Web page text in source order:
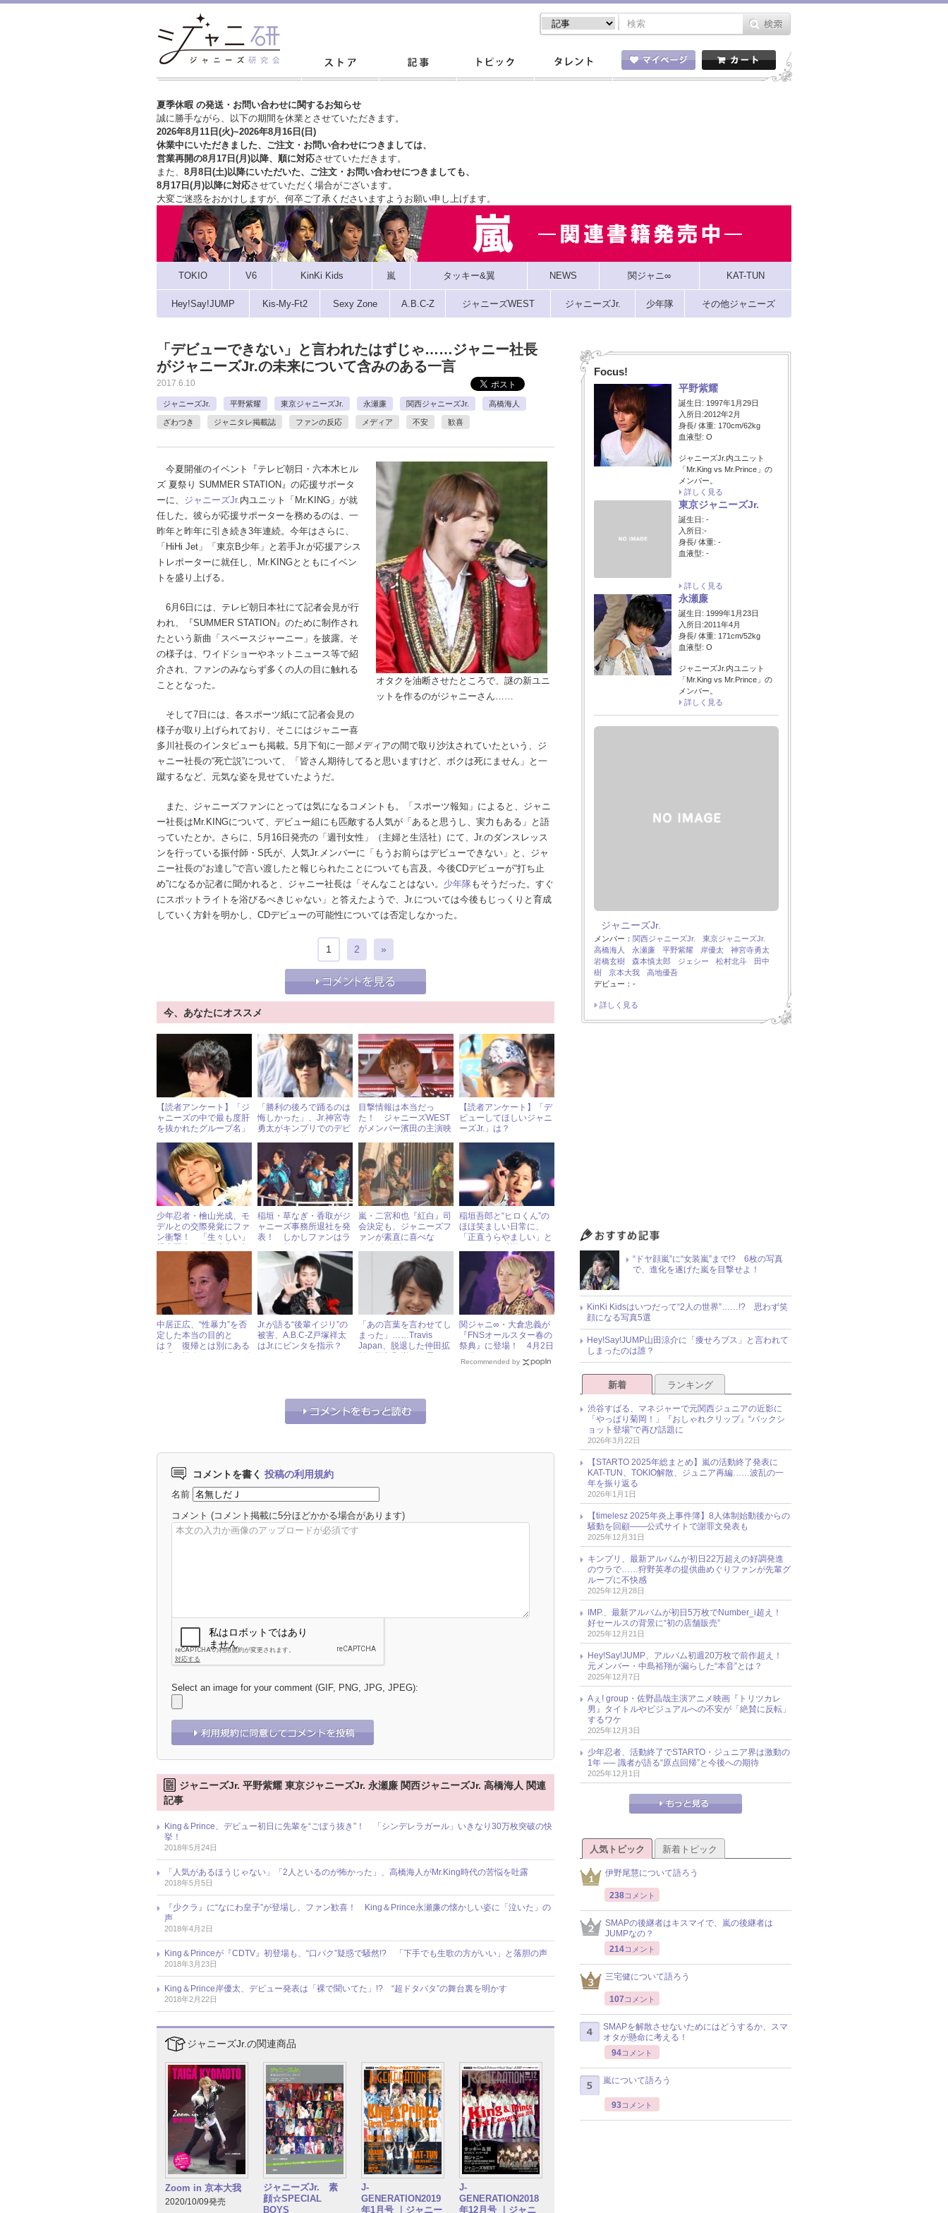
夏季休暇 の発送・お問い合わせに関するお知らせ
誠に勝手ながら、以下の期間を休業とさせていただきます。
2026年8月11日(火)~2026年8月16日(日)
休業中にいただきました、ご注文・お問い合わせにつきましては、
営業再開の8月17日(月)以降、順に対応させていただきます。
また、 8月8日(土)以降にいただいた、ご注文・ お問い合わせにつきましても、
8月17日(月)以降に対応させていただく場合がございます。
大変ご迷惑をおかけしますが、 何卒ご了承くださいますようお願い申し上げます。
TOKIO V6 KinKi Kids 嵐 タッキー&翼 NEWS 関ジャニ∞ KAT-TUN
Hey!Say!JUMP Kis-My-Ft2 Sexy Zone A.B.C-Z ジャニーズWEST ジャニーズJr. 少年隊 その他ジャニーズ
「デビューできない」と言われたはずじゃ……ジャニー社長
がジャニーズJr.の未来について含みのある一言
2017.6.10
ジャニーズJr. 平野紫耀 東京ジャニーズJr. 永瀬廉 関西ジャニーズJr. 高橋海人
ざわつき ジャニタレ掲載誌 ファンの反応 メディア 不安 歓喜
オタクを油断させたところで、謎の新ユニ
ットを作るのがジャニーさん……
今夏開催のイベント『テレビ朝日・六本木ヒル
ズ 夏祭り SUMMER STATION』の応援サポータ
ーに、 ジャニーズJr.内ユニット「Mr.KING」が就
任した。彼らが応援サポーターを務めるのは、一
昨年と昨年に引き続き3年連続。今年はさらに、
「HiHi Jet」「東京B少年」と若手Jr.が応援アシス
トレポーターに就任し、Mr.KINGとともにイベン
トを盛り上げる。
6月6日には、テレビ朝日本社にて記者会見が行
われ、『SUMMER STATION』のために制作され
たという新曲「スペースジャーニー」を披露。そ
の様子は、ワイドショーやネットニュース等で紹
介され、ファンのみならず多くの人の目に触れる
こととなった。
そして7日には、各スポーツ紙にて記者会見の
様子が取り上げられており、そこにはジャニー喜
多川社長のインタビューも掲載。5月下旬に一部メディアの間で取り沙汰されていたという、ジ
ャニー社長の“死亡説”について、「皆さん期待してると思いますけど、ボクは死にません」と一
蹴するなど、元気な姿を見せていたようだ。
また、ジャニーズファンにとっては気になるコメントも。「スポーツ報知」によると、ジャニ
ー社長はMr.KINGについて、デビュー組にも匹敵する人気が「あると思うし、実力もある」と語
っていたとか。さらに、5月16日発売の「週刊女性」（主婦と生活社）にて、Jr.のダンスレッス
ンを行っている振付師・S氏が、人気Jr.メンバーに「もうお前らはデビューできない」と、ジャ
ニー社長の“お達し”で言い渡したと報じられたことについても言及。今後CDデビューが“打ち止
め”になるか記者に聞かれると、ジャニー社長は「そんなことはない。 少年隊もそうだった。すぐ
にスポットライトを浴びるべきじゃない」と答えたようで、Jr.については今後もじっくりと育成
していく方針を明かし、CDデビューの可能性については否定しなかった。
1 2 »
今、あなたにオススメ
【読者アンケート】「ジ
ャニーズの中で最も度肝
を抜かれたグループ名」
「勝利の後ろで踊るのは
悔しかった」、Jr.神宮寺
勇太がキンプリでのデビ
目撃情報は本当だっ
た！ ジャニーズWEST
がメンバー濱田の主演映
【読者アンケート】「デ
ビューしてほしいジャニ
ーズJr.」は？
少年忍者・檜山光成、モ
デルとの交際発覚にファ
ン衝撃！ 「生々しい」
手とは？ « ジャニーズ研
稲垣・草なぎ・香取がジ
ャニーズ事務所退社を発
表！ しかしファンはラ
然”に、「鳥肌立った」
と感動
嵐・二宮和也『紅白』司
会決定も、ジャニーズフ
ァンが素直に喜べな
稲垣吾郎と“ヒロくん”の
ほほ笑ましい日常に、
「正直うらやましい」と
中居正広、“性暴力”を否
定した本当の目的と
は？ 復帰とは別にある
Jr.が語る“後輩イジリ”の
被害、A.B.C-Z戸塚祥太
はJr.にビンタを指示？
「あの言葉を言わせてし
まった」……Travis
Japan、脱退した仲田拡
関ジャニ∞・大倉忠義が
『FNSオールスター春の
祭典』に登場！ 4月2日
（月）ジャニーズアイド
ル出演情報
Recommended by
コメントを書く 投稿の利用規約
名前
コメント (コメント掲載に5分ほどかかる場合があります)
Select an image for your comment (GIF, PNG, JPG, JPEG):
ジャニーズJr. 平野紫耀 東京ジャニーズJr. 永瀬廉 関西ジャニーズJr. 高橋海人 関連
記事
King＆Prince、デビュー初日に先輩を“ごぼう抜き”！ 「シンデレラガール」いきなり30万枚突破の快
挙！
2018年5月24日
「人気があるほうじゃない」「2人といるのが怖かった」、高橋海人がMr.King時代の苦悩を吐露
2018年5月5日
『少クラ』に“なにわ皇子”が登場し、ファン歓喜！ King＆Prince永瀬廉の懐かしい姿に「泣いた」の
声
2018年4月2日
King＆Princeが『CDTV』初登場も、“口パク”疑惑で騒然!? 「下手でも生歌の方がいい」と落胆の声
2018年3月23日
King＆Prince岸優太、デビュー発表は「裸で聞いてた」!? “超ドタバタ”の舞台裏を明かす
2018年2月22日
ジャニーズJr.の関連商品
Zoom in 京本大我
2020/10/09発売
ジャニーズJr. 素
顔☆SPECIAL
BOYS
J-
GENERATION2019
年1月号 ｜ジャニー
J-
GENERATION2018
年12月号 ｜ジャニ
Focus!
平野紫耀
誕生日: 1997年1月29日
入所日:2012年2月
身長/ 体重: 170cm/62kg
血液型: O
ジャニーズJr.内ユニット
「Mr.King vs Mr.Prince」の
メンバー。
詳しく見る
東京ジャニーズJr.
誕生日: -
入所日:-
身長/ 体重: -
血液型: -
詳しく見る
永瀬廉
誕生日: 1999年1月23日
入所日:2011年4月
身長/ 体重: 171cm/52kg
血液型: O
ジャニーズJr.内ユニット
「Mr.King vs Mr.Prince」の
メンバー。
詳しく見る
ジャニーズJr.
メンバー： 関西ジャニーズJr.
東京ジャニーズJr.
高橋海人
永瀬廉 平野紫耀 岸優太
神宮寺勇太
岩橋玄樹
森本慎太郎 ジェシー 松村北斗
田中
樹
京本大我
高地優吾
デビュー：-
詳しく見る
“ドヤ顔嵐”に“女装嵐”まで!? 6枚の写真
で、進化を遂げた嵐を目撃せよ！
KinKi Kidsはいつだって“2人の世界”……!? 思わず笑
顔になる写真5選
Hey!Say!JUMP山田涼介に「痩せろブス」と言われて
しまったのは誰？
新着 ランキング
渋谷すばる、マネジャーで元関西ジュニアの近影に
「やっぱり菊岡！」『おしゃれクリップ』“バックシ
ョット登場”で再び話題に
2026年3月22日
【STARTO 2025年総まとめ】嵐の活動終了発表に
KAT-TUN、TOKIO解散、ジュニア再編……波乱の一
年を振り返る
2026年1月1日
【timelesz 2025年炎上事件簿】8人体制始動後からの
騒動を回顧――公式サイトで謝罪文発表も
2025年12月31日
キンプリ、最新アルバムが初日22万超えの好調発進
のウラで……狩野英孝の提供曲めぐりファンが先輩グ
ループに不快感
2025年12月28日
IMP.、最新アルバムが初日5万枚でNumber_i超え！
好セールスの背景に“初の店舗販売”
2025年12月21日
Hey!Say!JUMP、アルバム初週20万枚で前作超え！
元メンバー・中島裕翔が漏らした“本音”とは？
2025年12月7日
Aぇ! group・佐野晶哉主演アニメ映画『トリツカレ
男』タイトルやビジュアルへの不安が「絶賛に反転」
するワケ
2025年12月3日
少年忍者、活動終了でSTARTO・ジュニア界は激動の
1年 ── 識者が語る“原点回帰”と今後への期待
2025年12月1日
人気トピック 新着トピック
伊野尾慧について語ろう
238コメント
SMAPの後継者はキスマイで、嵐の後継者は
JUMPなの？
214コメント
三宅健について語ろう
107 コメント
SMAPを解散させないためにはどうするか、スマ
オタが懸命に考える！
94コメント
嵐について語ろう
93コメント